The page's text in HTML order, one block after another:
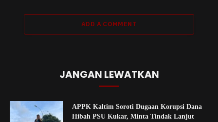
ADD A COMMENT
JANGAN LEWATKAN
APPK Kaltim Soroti Dugaan Korupsi Dana
Hibah PSU Kukar, Minta Tindak Lanjut